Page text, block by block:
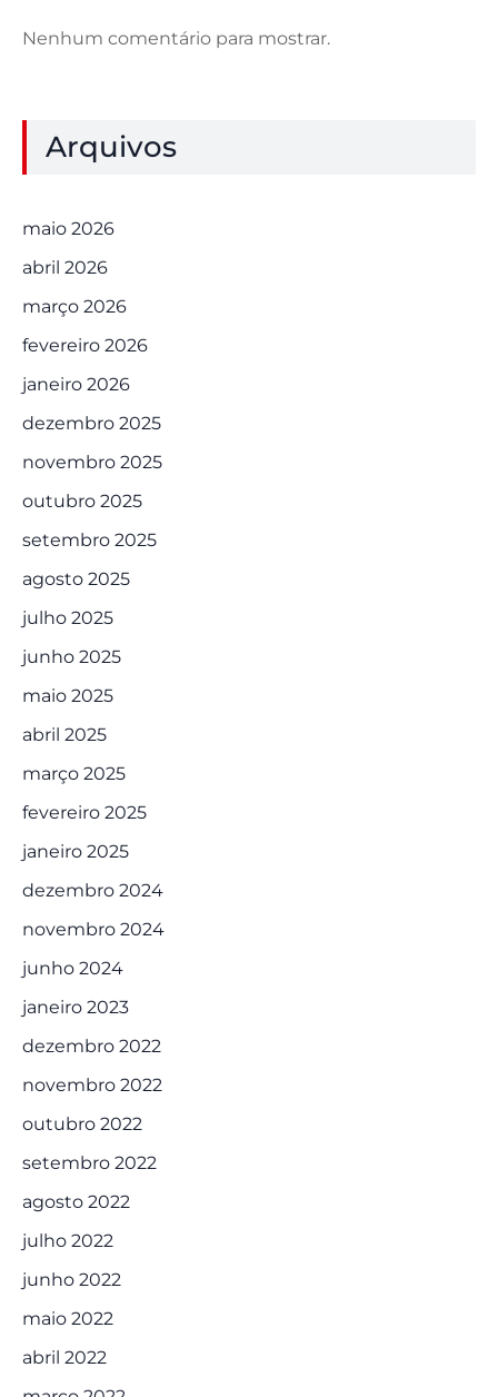
Nenhum comentário para mostrar.
Arquivos
maio 2026
abril 2026
março 2026
fevereiro 2026
janeiro 2026
dezembro 2025
novembro 2025
outubro 2025
setembro 2025
agosto 2025
julho 2025
junho 2025
maio 2025
abril 2025
março 2025
fevereiro 2025
janeiro 2025
dezembro 2024
novembro 2024
junho 2024
janeiro 2023
dezembro 2022
novembro 2022
outubro 2022
setembro 2022
agosto 2022
julho 2022
junho 2022
maio 2022
abril 2022